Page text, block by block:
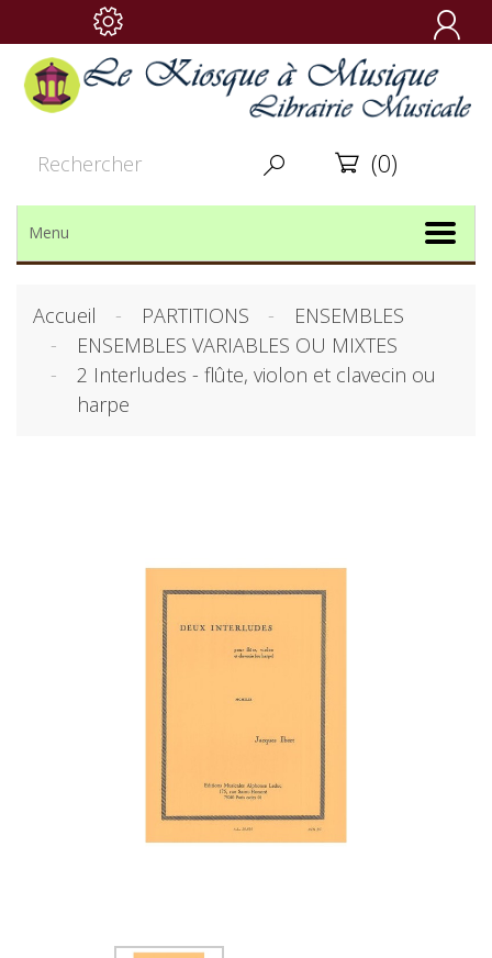

  (0)
Menu
Accueil PARTITIONS
ENSEMBLES
ENSEMBLES VARIABLES OU MIXTES
2 Interludes - flûte, violon et clavecin ou
harpe